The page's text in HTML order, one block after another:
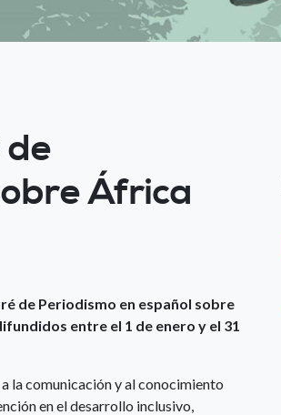
de
África
de Periodismo en español sobre
entre el 1 de enero y el 31
la comunicación y al conocimiento
en el desarrollo inclusivo,